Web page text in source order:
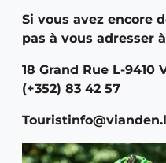
Si vous avez encore
pas à vous adresser
18 Grand Rue L-9410
(+352) 83 42 57